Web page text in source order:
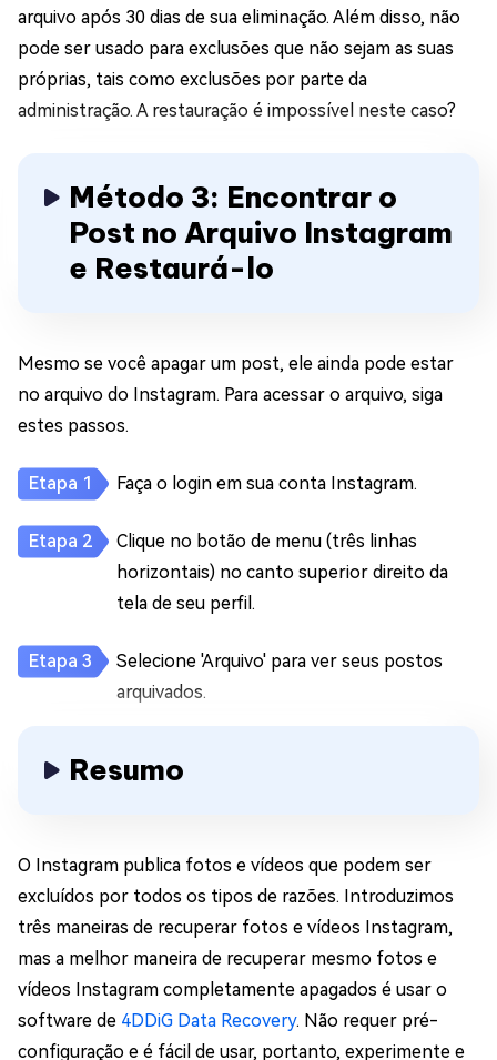
arquivo após 30 dias de sua eliminação. Além disso, não
pode ser usado para exclusões que não sejam as suas
próprias, tais como exclusões por parte da
administração. A restauração é impossível neste caso?
Método 3: Encontrar o
Post no Arquivo Instagram
e Restaurá-lo
Mesmo se você apagar um post, ele ainda pode estar
no arquivo do Instagram. Para acessar o arquivo, siga
estes passos.
Faça o login em sua conta Instagram.
Clique no botão de menu (três linhas
horizontais) no canto superior direito da
tela de seu perfil.
Selecione 'Arquivo' para ver seus postos
arquivados.
Resumo
O Instagram publica fotos e vídeos que podem ser
excluídos por todos os tipos de razões. Introduzimos
três maneiras de recuperar fotos e vídeos Instagram,
mas a melhor maneira de recuperar mesmo fotos e
vídeos Instagram completamente apagados é usar o
software de 4DDiG Data Recovery. Não requer pré-
configuração e é fácil de usar, portanto, experimente e